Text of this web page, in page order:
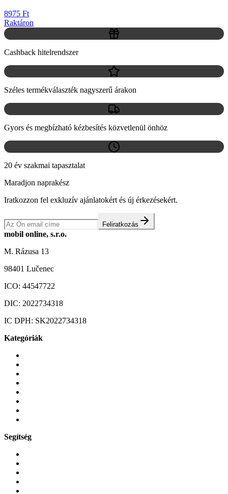
8975 Ft
Raktáron
Cashback hitelrendszer
Széles termékválaszték nagyszerű árakon
Gyors és megbízható kézbesítés közvetlenül önhöz
20 év szakmai tapasztalat
Maradjon naprakész
Iratkozzon fel exkluzív ajánlatokért és új érkezésekért.
Feliratkozás
mobil online, s.r.o.
M. Rázusa 13
98401 Lučenec
ICO: 44547722
DIC: 2022734318
IC DPH: SK2022734318
Kategóriák
Segítség